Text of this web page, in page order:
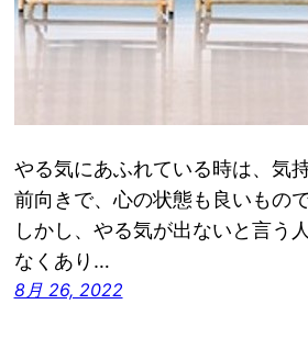
やる気にあふれている時は、気
前向きで、心の状態も良いもので
しかし、やる気が出ないと言う
なくあり…
8月 26, 2022